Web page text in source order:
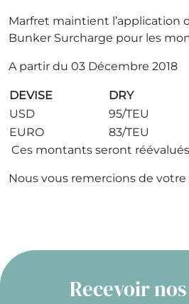
Marfret maintient l’application
Bunker Surcharge pour les
A partir du 03 Décembre 2018
DEVISE DRY
USD
95/TEU
EURO
83/TEU
Ces montants seront
Nous vous remercions de
Recevoir